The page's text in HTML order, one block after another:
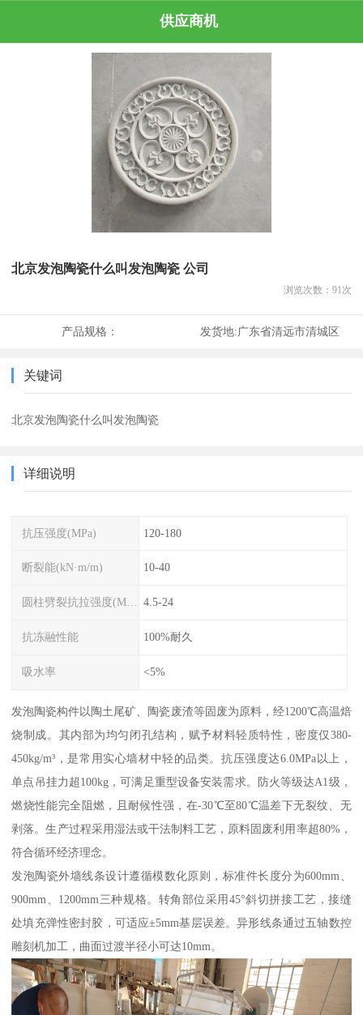
供应商机
北京发泡陶瓷什么叫发泡陶瓷 公司
浏览次数： 91 次
产品规格： 发货地:广东省清远市清城区
关键词
北京发泡陶瓷什么叫发泡陶瓷
详细说明
抗压强度(MPa) 120-180
断裂能(kN·m/m) 10-40
圆柱劈裂抗拉强度(MPa) 4.5-24
抗冻融性能 100%耐久
吸水率 <5%
发泡陶瓷构件以陶土尾矿、陶瓷废渣等固废为原料，经1200℃高温焙
烧制成。其内部为均匀闭孔结构，赋予材料轻质特性，密度仅380-
450kg/m³，是常用实心墙材中轻的品类。抗压强度达6.0MPa以上，
单点吊挂力超100kg，可满足重型设备安装需求。防火等级达A1级，
燃烧性能完全阻燃，且耐候性强，在-30℃至80℃温差下无裂纹、无
剥落。生产过程采用湿法或干法制料工艺，原料固废利用率超80%，
符合循环经济理念。
发泡陶瓷外墙线条设计遵循模数化原则，标准件长度分为600mm、
900mm、1200mm三种规格。转角部位采用45°斜切拼接工艺，接缝
处填充弹性密封胶，可适应±5mm基层误差。异形线条通过五轴数控
雕刻机加工，曲面过渡半径小可达10mm。